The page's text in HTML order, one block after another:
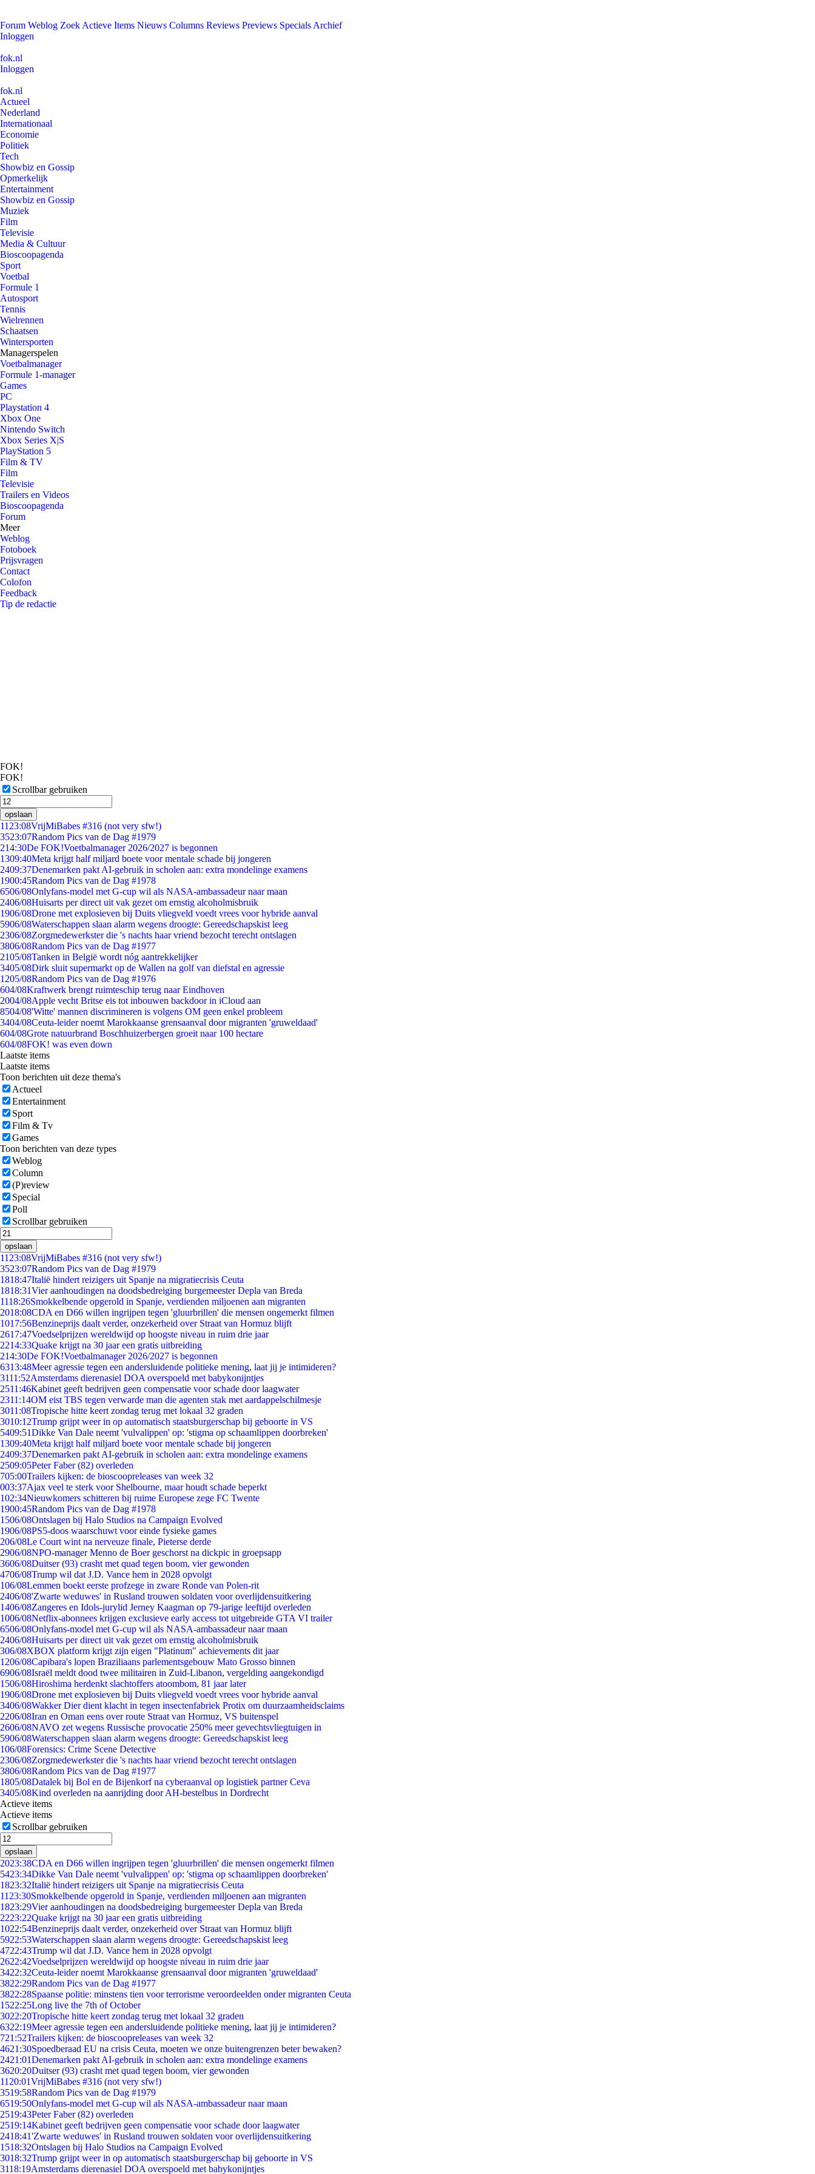
Forum Weblog Zoek Actieve Items Nieuws Columns Reviews Previews Specials Archief
Inloggen
fok.nl
Inloggen
fok.nl
Actueel
Nederland
Internationaal
Economie
Politiek
Tech
Showbiz en Gossip
Opmerkelijk
Entertainment
Showbiz en Gossip
Muziek
Film
Televisie
Media & Cultuur
Bioscoopagenda
Sport
Voetbal
Formule 1
Autosport
Tennis
Wielrennen
Schaatsen
Wintersporten
Managerspelen
Voetbalmanager
Formule 1-manager
Games
PC
Playstation 4
Xbox One
Nintendo Switch
Xbox Series X|S
PlayStation 5
Film & TV
Film
Televisie
Trailers en Videos
Bioscoopagenda
Forum
Meer
Weblog
Fotoboek
Prijsvragen
Contact
Colofon
Feedback
Tip de redactie
FOK!
FOK!
Scrollbar gebruiken
opslaan
11 23:08VrijMiBabes #316 (not very sfw!)
3523:07Random Pics van de Dag #1979
214:30De FOK!Voetbalmanager 2026/2027 is begonnen
1309:40Meta krijgt half miljard boete voor mentale schade bij jongeren
2409:37Denemarken pakt AI-gebruik in scholen aan: extra mondelinge examens
1900:45Random Pics van de Dag #1978
6506/08Onlyfans-model met G-cup wil als NASA-ambassadeur naar maan
2406/08Huisarts per direct uit vak gezet om ernstig alcoholmisbruik
1906/08Drone met explosieven bij Duits vliegveld voedt vrees voor hybride aanval
5906/08Waterschappen slaan alarm wegens droogte: Gereedschapskist leeg
2306/08Zorgmedewerkster die 's nachts haar vriend bezocht terecht ontslagen
3806/08Random Pics van de Dag #1977
2105/08Tanken in België wordt nóg aantrekkelijker
3405/08Dirk sluit supermarkt op de Wallen na golf van diefstal en agressie
1205/08Random Pics van de Dag #1976
604/08Kraftwerk brengt ruimteschip terug naar Eindhoven
2004/08Apple vecht Britse eis tot inbouwen backdoor in iCloud aan
8504/08'Witte' mannen discrimineren is volgens OM geen enkel probleem
3404/08Ceuta-leider noemt Marokkaanse grensaanval door migranten 'gruweldaad'
604/08Grote natuurbrand Boschhuizerbergen groeit naar 100 hectare
604/08FOK! was even down
Laatste items
Laatste items
Toon berichten uit deze thema's
Actueel
Entertainment
Sport
Film & Tv
Games
Toon berichten van deze types
Weblog
Column
(P)review
Special
Poll
Scrollbar gebruiken
opslaan
11 23:08VrijMiBabes #316 (not very sfw!)
3523:07Random Pics van de Dag #1979
1818:47Italië hindert reizigers uit Spanje na migratiecrisis Ceuta
1818:31Vier aanhoudingen na doodsbedreiging burgemeester Depla van Breda
1118:26Smokkelbende opgerold in Spanje, verdienden miljoenen aan migranten
2018:08CDA en D66 willen ingrijpen tegen 'gluurbrillen' die mensen ongemerkt filmen
1017:56Benzineprijs daalt verder, onzekerheid over Straat van Hormuz blijft
2617:47Voedselprijzen wereldwijd op hoogste niveau in ruim drie jaar
2214:33Quake krijgt na 30 jaar een gratis uitbreiding
214:30De FOK!Voetbalmanager 2026/2027 is begonnen
6313:48Meer agressie tegen een andersluidende politieke mening, laat jij je intimideren?
3111:52Amsterdams dierenasiel DOA overspoeld met babykonijntjes
2511:46Kabinet geeft bedrijven geen compensatie voor schade door laagwater
2311:14OM eist TBS tegen verwarde man die agenten stak met aardappelschilmesje
3011:08Tropische hitte keert zondag terug met lokaal 32 graden
3010:12Trump grijpt weer in op automatisch staatsburgerschap bij geboorte in VS
5409:51Dikke Van Dale neemt 'vulvalippen' op: 'stigma op schaamlippen doorbreken'
1309:40Meta krijgt half miljard boete voor mentale schade bij jongeren
2409:37Denemarken pakt AI-gebruik in scholen aan: extra mondelinge examens
2509:05Peter Faber (82) overleden
705:00Trailers kijken: de bioscoopreleases van week 32
003:37Ajax veel te sterk voor Shelbourne, maar houdt schade beperkt
102:34Nieuwkomers schitteren bij ruime Europese zege FC Twente
1900:45Random Pics van de Dag #1978
1506/08Ontslagen bij Halo Studios na Campaign Evolved
1906/08PS5-doos waarschuwt voor einde fysieke games
206/08Le Court wint na nerveuze finale, Pieterse derde
2906/08NPO-manager Menno de Boer geschorst na dickpic in groepsapp
3606/08Duitser (93) crasht met quad tegen boom, vier gewonden
4706/08Trump wil dat J.D. Vance hem in 2028 opvolgt
106/08Lemmen boekt eerste profzege in zware Ronde van Polen-rit
2406/08'Zwarte weduwes' in Rusland trouwen soldaten voor overlijdensuitkering
1406/08Zangeres en Idols-jurylid Jerney Kaagman op 79-jarige leeftijd overleden
1006/08Netflix-abonnees krijgen exclusieve early access tot uitgebreide GTA VI trailer
6506/08Onlyfans-model met G-cup wil als NASA-ambassadeur naar maan
2406/08Huisarts per direct uit vak gezet om ernstig alcoholmisbruik
306/08XBOX platform krijgt zijn eigen "Platinum" achievements dit jaar
1206/08Capibara's lopen Braziliaans parlementsgebouw Mato Grosso binnen
6906/08Israël meldt dood twee militairen in Zuid-Libanon, vergelding aangekondigd
1506/08Hiroshima herdenkt slachtoffers atoombom, 81 jaar later
1906/08Drone met explosieven bij Duits vliegveld voedt vrees voor hybride aanval
3406/08Wakker Dier dient klacht in tegen insectenfabriek Protix om duurzaamheidsclaims
2206/08Iran en Oman eens over route Straat van Hormuz, VS buitenspel
2606/08NAVO zet wegens Russische provocatie 250% meer gevechtsvliegtuigen in
5906/08Waterschappen slaan alarm wegens droogte: Gereedschapskist leeg
106/08Forensics: Crime Scene Detective
2306/08Zorgmedewerkster die 's nachts haar vriend bezocht terecht ontslagen
3806/08Random Pics van de Dag #1977
1805/08Datalek bij Bol en de Bijenkorf na cyberaanval op logistiek partner Ceva
3405/08Kind overleden na aanrijding door AH-bestelbus in Dordrecht
Actieve items
Actieve items
Scrollbar gebruiken
opslaan
2023:38CDA en D66 willen ingrijpen tegen 'gluurbrillen' die mensen ongemerkt filmen
5423:34Dikke Van Dale neemt 'vulvalippen' op: 'stigma op schaamlippen doorbreken'
1823:32Italië hindert reizigers uit Spanje na migratiecrisis Ceuta
11 23:30Smokkelbende opgerold in Spanje, verdienden miljoenen aan migranten
1823:29Vier aanhoudingen na doodsbedreiging burgemeester Depla van Breda
2223:22Quake krijgt na 30 jaar een gratis uitbreiding
1022:54Benzineprijs daalt verder, onzekerheid over Straat van Hormuz blijft
5922:53Waterschappen slaan alarm wegens droogte: Gereedschapskist leeg
4722:43Trump wil dat J.D. Vance hem in 2028 opvolgt
2622:42Voedselprijzen wereldwijd op hoogste niveau in ruim drie jaar
3422:32Ceuta-leider noemt Marokkaanse grensaanval door migranten 'gruweldaad'
3822:29Random Pics van de Dag #1977
3822:28Spaanse politie: minstens tien voor terrorisme veroordeelden onder migranten Ceuta
1522:25Long live the 7th of October
3022:20Tropische hitte keert zondag terug met lokaal 32 graden
6322:19Meer agressie tegen een andersluidende politieke mening, laat jij je intimideren?
721:52Trailers kijken: de bioscoopreleases van week 32
4621:30Spoedberaad EU na crisis Ceuta, moeten we onze buitengrenzen beter bewaken?
2421:01Denemarken pakt AI-gebruik in scholen aan: extra mondelinge examens
3620:20Duitser (93) crasht met quad tegen boom, vier gewonden
11 20:01VrijMiBabes #316 (not very sfw!)
3519:58Random Pics van de Dag #1979
6519:50Onlyfans-model met G-cup wil als NASA-ambassadeur naar maan
2519:43Peter Faber (82) overleden
2519:14Kabinet geeft bedrijven geen compensatie voor schade door laagwater
2418:41'Zwarte weduwes' in Rusland trouwen soldaten voor overlijdensuitkering
1518:32Ontslagen bij Halo Studios na Campaign Evolved
3018:32Trump grijpt weer in op automatisch staatsburgerschap bij geboorte in VS
3118:19Amsterdams dierenasiel DOA overspoeld met babykonijntjes